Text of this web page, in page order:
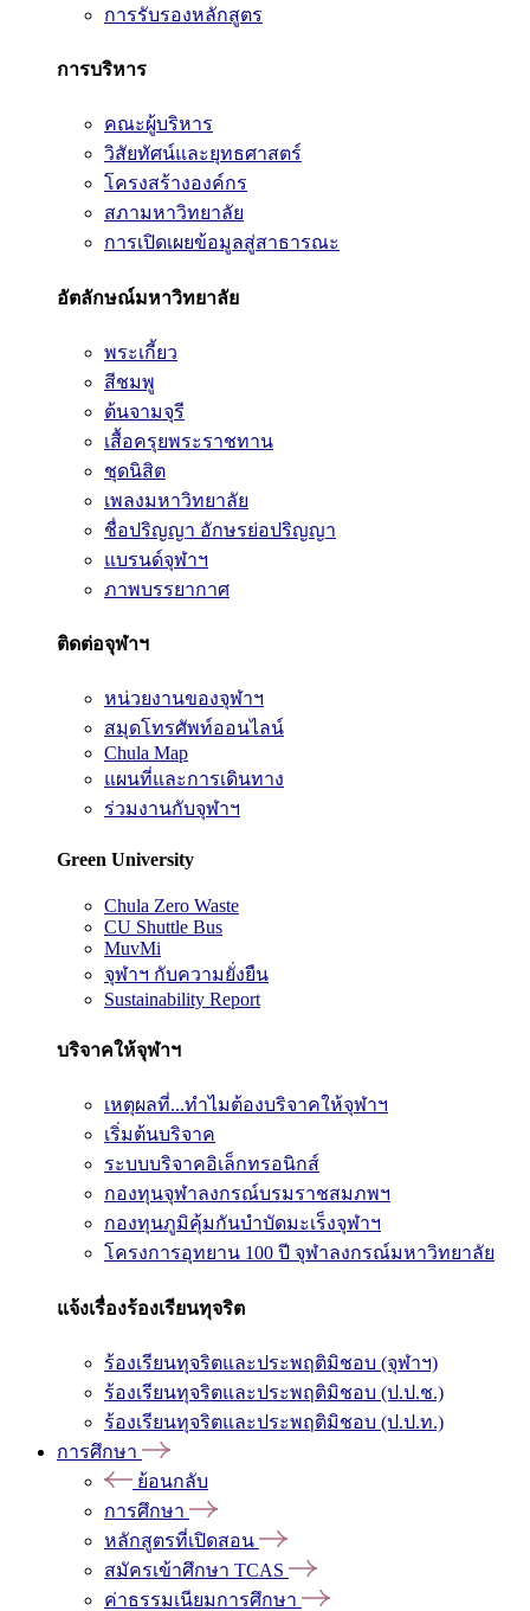
การรับรองหลักสูตร
การบริหาร
คณะผู้บริหาร
วิสัยทัศน์และยุทธศาสตร์
โครงสร้างองค์กร
สภามหาวิทยาลัย
การเปิดเผยข้อมูลสู่สาธารณะ
อัตลักษณ์มหาวิทยาลัย
พระเกี้ยว
สีชมพู
ต้นจามจุรี
เสื้อครุยพระราชทาน
ชุดนิสิต
เพลงมหาวิทยาลัย
ชื่อปริญญา อักษรย่อปริญญา
แบรนด์จุฬาฯ
ภาพบรรยากาศ
ติดต่อจุฬาฯ
หน่วยงานของจุฬาฯ
สมุดโทรศัพท์ออนไลน์
Chula Map
แผนที่และการเดินทาง
ร่วมงานกับจุฬาฯ
Green University
Chula Zero Waste
CU Shuttle Bus
MuvMi
จุฬาฯ กับความยั่งยืน
Sustainability Report
บริจาคให้จุฬาฯ
เหตุผลที่...ทำไมต้องบริจาคให้จุฬาฯ
เริ่มต้นบริจาค
ระบบบริจาคอิเล็กทรอนิกส์
กองทุนจุฬาลงกรณ์บรมราชสมภพฯ
กองทุนภูมิคุ้มกันบำบัดมะเร็งจุฬาฯ
โครงการอุทยาน 100 ปี จุฬาลงกรณ์มหาวิทยาลัย
แจ้งเรื่องร้องเรียนทุจริต
ร้องเรียนทุจริตและประพฤติมิชอบ (จุฬาฯ)
ร้องเรียนทุจริตและประพฤติมิชอบ (ป.ป.ช.)
ร้องเรียนทุจริตและประพฤติมิชอบ (ป.ป.ท.)
การศึกษา
ย้อนกลับ
การศึกษา
หลักสูตรที่เปิดสอน
สมัครเข้าศึกษา TCAS
ค่าธรรมเนียมการศึกษา